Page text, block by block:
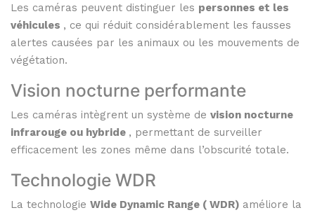
Les caméras peuvent distinguer les personnes et les
véhicules , ce qui réduit considérablement les fausses
alertes causées par les animaux ou les mouvements de
végétation.
Vision nocturne performante
Les caméras intègrent un système de vision nocturne
infrarouge ou hybride , permettant de surveiller
efficacement les zones même dans l’obscurité totale.
Technologie WDR
La technologie Wide Dynamic Range ( WDR) améliore la